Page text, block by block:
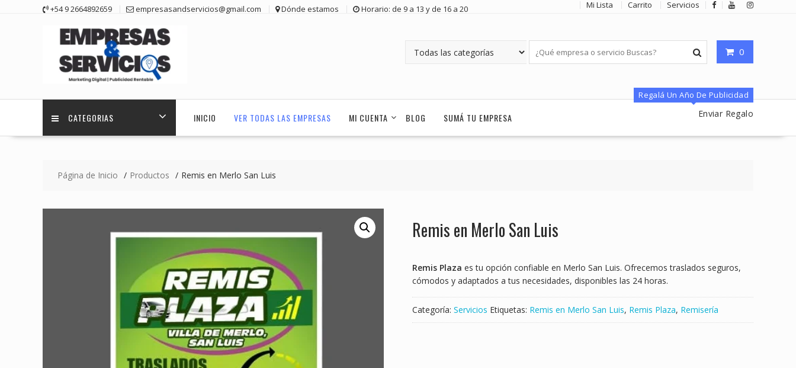
+54 9 2664892659 empresasandservicios@gmail.com Dónde estamos Horario: de 9 a 13 y de 16 a 20 Mi Lista Carrito Servicios
0
CATEGORIAS INICIO VER TODAS LAS EMPRESAS MI CUENTA BLOG SUMÁ TU EMPRESA
Regalá Un Año De Publicidad
Enviar Regalo
Página de Inicio Productos Remis en Merlo San Luis
Remis en Merlo San Luis
Remis Plaza es tu opción confiable en Merlo San Luis. Ofrecemos traslados seguros,
cómodos y adaptados a tus necesidades, disponibles las 24 horas.
Categoría: Servicios Etiquetas: Remis en Merlo San Luis, Remis Plaza, Remisería